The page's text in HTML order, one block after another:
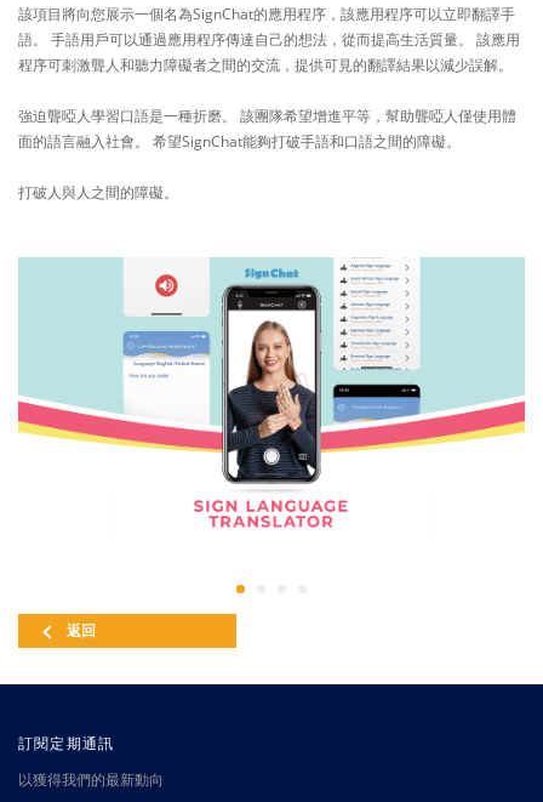
該項目將向您展示一個名為SignChat的應用程序，該應用程序可以立即翻譯手
語。 手語用戶可以通過應用程序傳達自己的想法，從而提高生活質量。 該應用
程序可刺激聾人和聽力障礙者之間的交流，提供可見的翻譯結果以減少誤解。
強迫聾啞人學習口語是一種折磨。 該團隊希望增進平等，幫助聾啞人僅使用體
面的語言融入社會。 希望SignChat能夠打破手語和口語之間的障礙。
打破人與人之間的障礙。
返回
訂閱定期通訊
以獲得我們的最新動向